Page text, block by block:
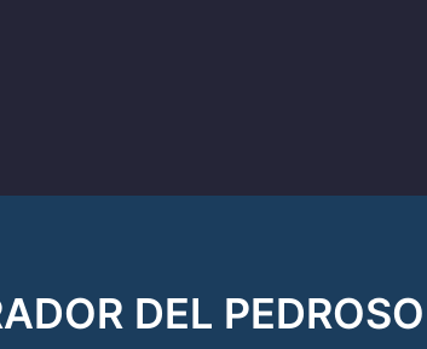
DEL PEDROSO